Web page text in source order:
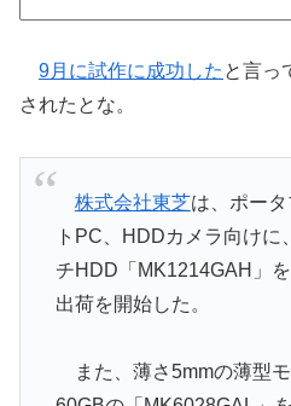
9月に試作に成功した と言っ
されたとな。
株式会社東芝は、ポー
トPC、HDDカメラ向けに
チHDD「MK1214GAH」
出荷を開始した。
また、薄さ5mmの薄型